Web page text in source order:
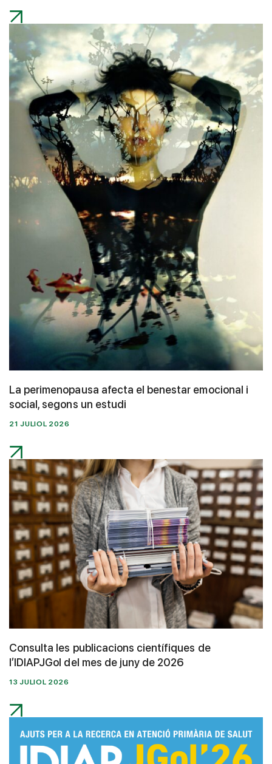
La perimenopausa afecta el benestar emocional i
social, segons un estudi
21 JULIOL 2026
Consulta les publicacions científiques de
l’IDIAPJGol del mes de juny de 2026
13 JULIOL 2026